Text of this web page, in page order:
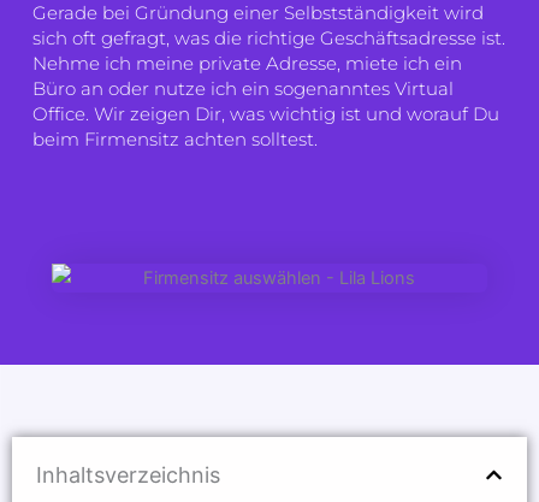
Gerade bei Gründung einer Selbstständigkeit wird
sich oft gefragt, was die richtige Geschäftsadresse ist.
Nehme ich meine private Adresse, miete ich ein
Büro an oder nutze ich ein sogenanntes Virtual
Office. Wir zeigen Dir, was wichtig ist und worauf Du
beim Firmensitz achten solltest.
Inhaltsverzeichnis